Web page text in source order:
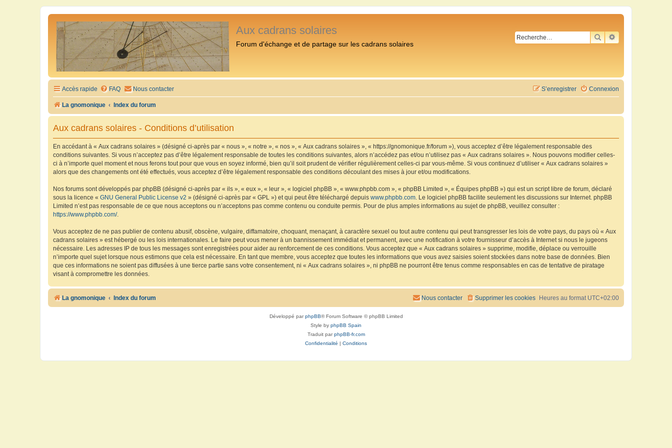
Aux cadrans solaires
Forum d'échange et de partage sur les cadrans solaires
RECHERCHER
RECHERCHE
Accès rapide FAQ Nous contacter Connexion
S’enregistrer
La gnomonique Index du forum
Aux cadrans solaires - Conditions d’utilisation
En accédant à « Aux cadrans solaires » (désigné ci-après par « nous », « notre », « nos », « Aux cadrans solaires », « https://gnomonique.fr/forum »), vous acceptez d’être légalement responsable des
conditions suivantes. Si vous n’acceptez pas d’être légalement responsable de toutes les conditions suivantes, alors n’accédez pas et/ou n’utilisez pas « Aux cadrans solaires ». Nous pouvons modifier celles-
ci à n’importe quel moment et nous ferons tout pour que vous en soyez informé, bien qu’il soit prudent de vérifier régulièrement celles-ci par vous-même. Si vous continuez d’utiliser « Aux cadrans solaires »
alors que des changements ont été effectués, vous acceptez d’être légalement responsable des conditions découlant des mises à jour et/ou modifications.
Nos forums sont développés par phpBB (désigné ci-après par « ils », « eux », « leur », « logiciel phpBB », « www.phpbb.com », « phpBB Limited », « Équipes phpBB ») qui est un script libre de forum, déclaré
sous la licence « GNU General Public License v2 » (désigné ci-après par « GPL ») et qui peut être téléchargé depuis www.phpbb.com. Le logiciel phpBB facilite seulement les discussions sur Internet. phpBB
Limited n’est pas responsable de ce que nous acceptons ou n’acceptons pas comme contenu ou conduite permis. Pour de plus amples informations au sujet de phpBB, veuillez consulter :
https://www.phpbb.com/.
Vous acceptez de ne pas publier de contenu abusif, obscène, vulgaire, diffamatoire, choquant, menaçant, à caractère sexuel ou tout autre contenu qui peut transgresser les lois de votre pays, du pays où « Aux
cadrans solaires » est hébergé ou les lois internationales. Le faire peut vous mener à un bannissement immédiat et permanent, avec une notification à votre fournisseur d’accès à Internet si nous le jugeons
nécessaire. Les adresses IP de tous les messages sont enregistrées pour aider au renforcement de ces conditions. Vous acceptez que « Aux cadrans solaires » supprime, modifie, déplace ou verrouille
n’importe quel sujet lorsque nous estimons que cela est nécessaire. En tant que membre, vous acceptez que toutes les informations que vous avez saisies soient stockées dans notre base de données. Bien
que ces informations ne soient pas diffusées à une tierce partie sans votre consentement, ni « Aux cadrans solaires », ni phpBB ne pourront être tenus comme responsables en cas de tentative de piratage
visant à compromettre les données.
La gnomonique Index du forum Heures au format UTC+02:00
Supprimer les cookies
Nous contacter
Développé parphpBB® Forum Software © phpBB Limited
Style by phpBB Spain
Traduit parphpBB-fr.com
Confidentialité
Conditions